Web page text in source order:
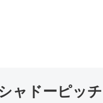
ャドーピッ